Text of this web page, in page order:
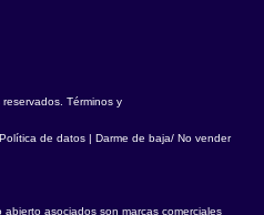
Términos y
de datos | Darme de baja/ No vender
asociados son marcas comerciales